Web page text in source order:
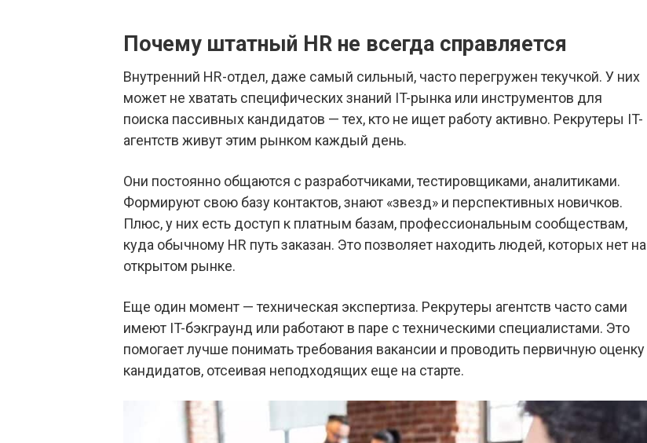
Почему штатный HR не всегда справляется
Внутренний HR-отдел, даже самый сильный, часто перегружен текучкой. У них
может не хватать специфических знаний IT-рынка или инструментов для
поиска пассивных кандидатов — тех, кто не ищет работу активно. Рекрутеры IT-
агентств живут этим рынком каждый день.
Они постоянно общаются с разработчиками, тестировщиками, аналитиками.
Формируют свою базу контактов, знают «звезд» и перспективных новичков.
Плюс, у них есть доступ к платным базам, профессиональным сообществам,
куда обычному HR путь заказан. Это позволяет находить людей, которых нет на
открытом рынке.
Еще один момент — техническая экспертиза. Рекрутеры агентств часто сами
имеют IT-бэкграунд или работают в паре с техническими специалистами. Это
помогает лучше понимать требования вакансии и проводить первичную оценку
кандидатов, отсеивая неподходящих еще на старте.